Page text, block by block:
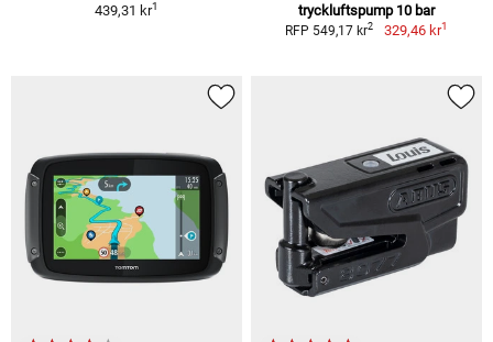
439,31 kr1
tryckluftspump 10 bar
RFP 549,17 kr2 329,46 kr1